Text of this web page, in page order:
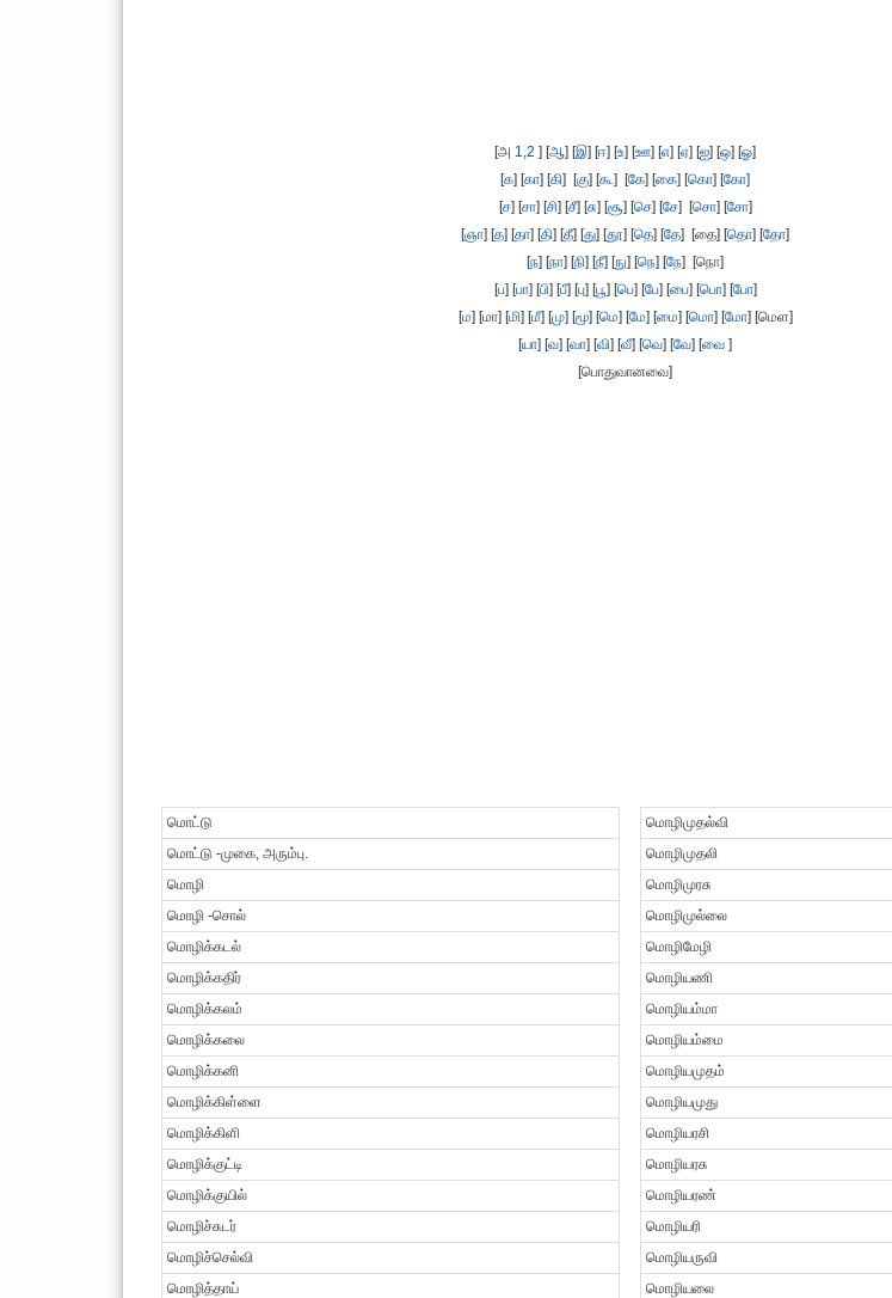
[அ 1,2 ] [ஆ] [இ] [ஈ] [உ] [ஊ] [எ] [ஏ] [ஐ] [ஒ] [ஓ]
[க] [கா] [கி] [கு] [கூ] [கே] [கை] [கொ] [கோ]
[ச] [சா] [சி] [சீ] [சு] [சூ] [செ] [சே] [சொ] [சோ]
[ஞா] [த] [தா] [தி] [தீ] [து] [தூ] [தெ] [தே] [தை] [தொ] [தோ]
[ந] [நா] [நி] [நீ] [நு] [நெ] [நே] [நொ]
[ப] [பா] [பி] [பீ] [பு] [பூ] [பெ] [பே] [பை] [பொ] [போ]
[ம] [மா] [மி] [மீ] [மு] [மூ] [மெ] [மே] [மை] [மொ] [மோ] [மெள]
[யா] [வ] [வா] [வி] [வீ] [வெ] [வே] [வை ]
[பொதுவானவை]
மொட்டு
மொட்டு -முகை, அரும்பு.
மொழி
மொழி -சொல்
மொழிக்கடல்
மொழிக்கதிர்
மொழிக்கலம்
மொழிக்கலை
மொழிக்கனி
மொழிக்கிள்ளை
மொழிக்கிளி
மொழிக்குட்டி
மொழிக்குயில்
மொழிச்சுடர்
மொழிச்செல்வி
மொழித்தாய்
மொழிமுதல்வி
மொழிமுதலி
மொழிமுரசு
மொழிமுல்லை
மொழிமேழி
மொழியணி
மொழியம்மா
மொழியம்மை
மொழியமுதம்
மொழியமுது
மொழியரசி
மொழியரசு
மொழியரண்
மொழியரி
மொழியருவி
மொழியலை